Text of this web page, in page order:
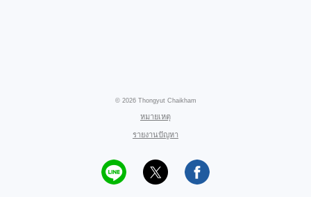
© 2026 Thongyut Chaikham
หมายเหตุ
รายงานปัญหา